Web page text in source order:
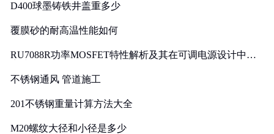
D400球墨铸铁井盖重多少
覆膜砂的耐高温性能如何
RU7088R功率MOSFET特性解析及其在可调电源设计中的
不锈钢通风 管道施工
201不锈钢重量计算方法大全
M20螺纹大径和小径是多少